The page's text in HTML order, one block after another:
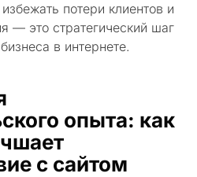
потери клиентов и
— это стратегический шаг
в интернете.
опыта: как
с сайтом